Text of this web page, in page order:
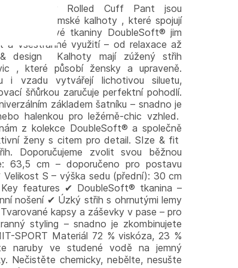
Varley Rolled Cuff Pant jsou
dámské kalhoty , které spojují
z prémiové tkaniny DoubleSoft® jim
a všestranné využití – od relaxace až
design Kalhoty mají zúžený střih
, které působí žensky a upraveně.
i vzadu vytvářejí lichotivou siluetu,
šňůrkou zaručuje perfektní pohodlí.
základem šatníku – snadno je
halenkou pro ležérně-chic vzhled.
z kolekce DoubleSoft® a společně
ženy s citem pro detail. SIze & fit
Doporučujeme zvolit svou běžnou
63,5 cm – doporučeno pro postavu
S – výška sedu (přední): 30 cm
features ✔ DoubleSoft® tkanina –
nošení ✔ Úzký střih s ohrnutými lemy
kapsy a záševky v pase – pro
styling – snadno je zkombinujete
SPORT Materiál 72 % viskóza, 23 %
naruby ve studené vodě na jemný
Nečistěte chemicky, nebělte, nesušte